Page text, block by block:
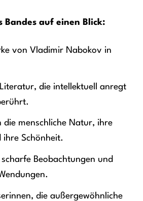
Bandes auf einen Blick:
von Vladimir Nabokov in
die intellektuell anregt
die menschliche Natur, ihre
ihre Schönheit.
Beobachtungen und
die außergewöhnliche